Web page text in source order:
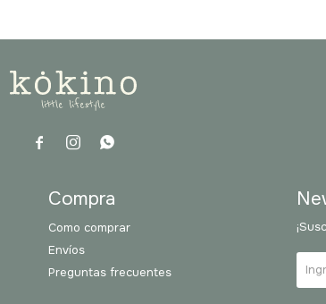
  
Compra
Como comprar
Envíos
Preguntas frecuentes